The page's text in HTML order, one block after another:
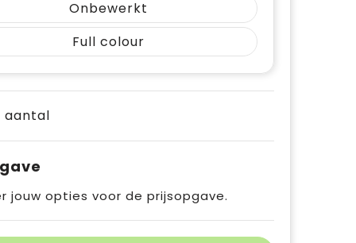
Onbewerkt
Full colour
aantal
jouw opties voor de prijsopgave.